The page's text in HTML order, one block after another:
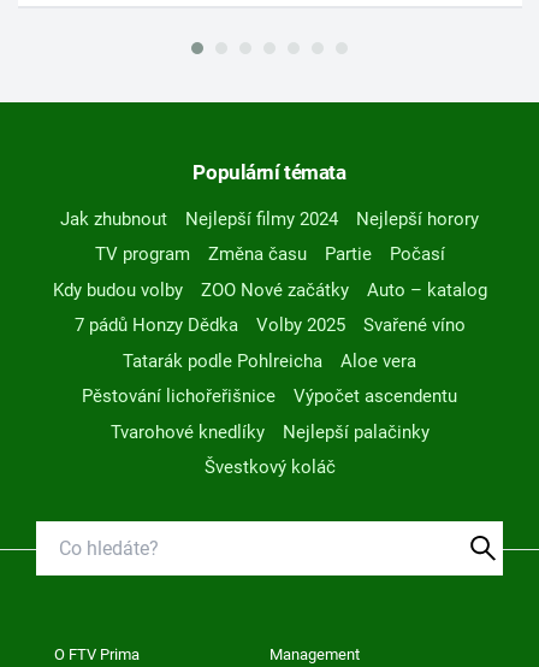
Populární témata
Jak zhubnout Nejlepší filmy 2024
Nejlepší horory
TV program
Změna času Partie
Počasí
Kdy budou volby
ZOO Nové začátky
Auto – katalog
7 pádů Honzy Dědka
Volby 2025
Svařené víno
Tatarák podle Pohlreicha
Aloe vera
Pěstování lichořeřišnice
Výpočet ascendentu
Tvarohové knedlíky
Nejlepší palačinky
Švestkový koláč
O FTV Prima Management